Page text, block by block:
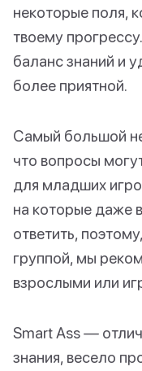
некоторые поля,
твоему
баланс знаний и
более приятной.
Самый большой
что вопросы
для младших
на которые даже
ответить,
группой, мы
взрослыми или
Smart Ass —
знания, весело